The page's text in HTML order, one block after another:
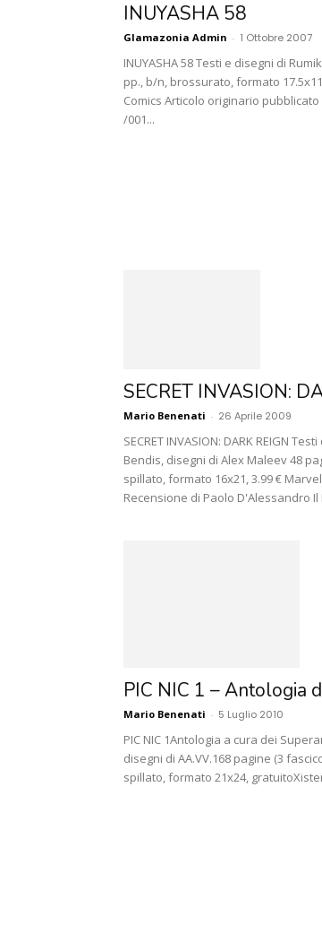
INUYASHA 58
Glamazonia Admin - 1 Ottobre 2007
INUYASHA 58 Testi e disegni di
pp., b/n, brossurato, formato
Comics Articolo originario pubblicato
/001...
SECRET INVASION:
Mario Benenati - 26 Aprile 2009
SECRET INVASION: DARK REIGN
Bendis, disegni di Alex Maleev 48
spillato, formato 16x21, 3.99 €
Recensione di Paolo D'Alessandro Il
PIC NIC 1 – Antologia
Mario Benenati - 5 Luglio 2010
PIC NIC 1Antologia a cura dei
disegni di AA.VV.168 pagine (3
spillato, formato 21x24,